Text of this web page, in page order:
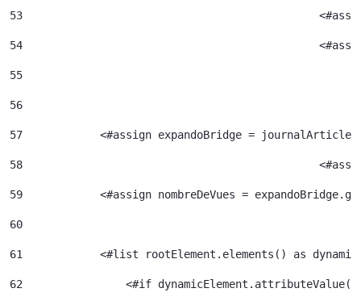
53
54
55
56
57
<#assign expandoBridge =
58
59
<#assign nombreDeVues =
60
61
<#list rootElement.elements() as
62
<#if